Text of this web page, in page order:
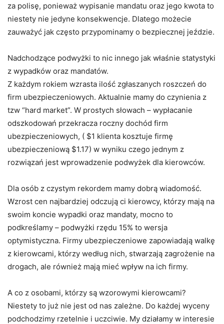
za polisę, ponieważ wypisanie mandatu oraz jego kwota to
niestety nie jedyne konsekwencje. Dlatego możecie
zauważyć jak często przypominamy o bezpiecznej jeździe.
Nadchodzące podwyżki to nic innego jak właśnie statystyki
z wypadków oraz mandatów.
Z każdym rokiem wzrasta ilość zgłaszanych roszczeń do
firm ubezpieczeniowych. Aktualnie mamy do czynienia z
tzw “hard market”. W prostych słowach – wypłacanie
odszkodowań przekracza roczny dochód firm
ubezpieczeniowych, ( $1 klienta kosztuje firmę
ubezpieczeniową $1.17) w wyniku czego jednym z
rozwiązań jest wprowadzenie podwyżek dla kierowców.
Dla osób z czystym rekordem mamy dobrą wiadomość.
Wzrost cen najbardziej odczują ci kierowcy, którzy mają na
swoim koncie wypadki oraz mandaty, mocno to
podkreślamy – podwyżki rzędu 15% to wersja
optymistyczna. Firmy ubezpieczeniowe zapowiadają walkę
z kierowcami, którzy według nich, stwarzają zagrożenie na
drogach, ale również mają mieć wpływ na ich firmy.
A co z osobami, którzy są wzorowymi kierowcami?
Niestety to już nie jest od nas zależne. Do każdej wyceny
podchodzimy rzetelnie i uczciwie. My działamy w interesie